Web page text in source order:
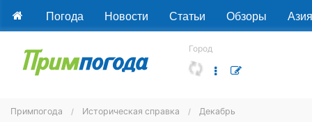
Погода Новости Статьи Обзоры Азия
Город
Примпогода Историческая справка Декабрь